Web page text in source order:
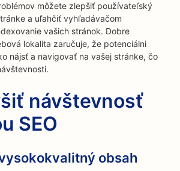
môžete zlepšiť používateľský
a uľahčiť vyhľadávačom
vašich stránok. Dobre
lokalita zaručuje, že potenciálni
nájsť a navigovať na vašej stránke, čo
návštevnosť
SEO
obsah